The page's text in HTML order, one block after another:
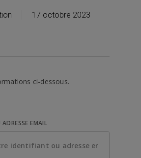
17 octobre 2023
ci-dessous.
EMAIL